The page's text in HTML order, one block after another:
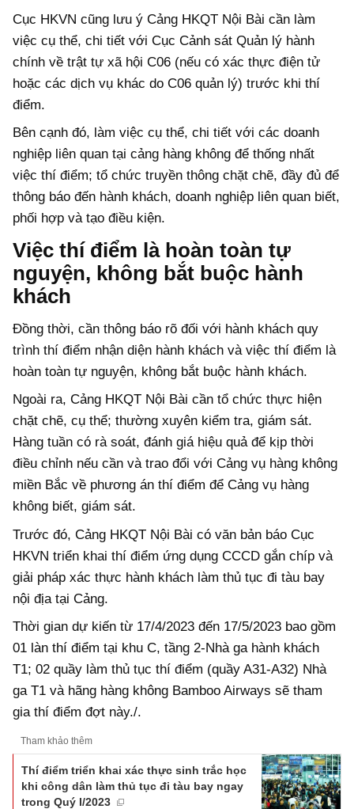
Cục HKVN cũng lưu ý Cảng HKQT Nội Bài cần làm
việc cụ thể, chi tiết với Cục Cảnh sát Quản lý hành
chính về trật tự xã hội C06 (nếu có xác thực điện tử
hoặc các dịch vụ khác do C06 quản lý) trước khi thí
điểm.
Bên cạnh đó, làm việc cụ thể, chi tiết với các doanh
nghiệp liên quan tại cảng hàng không để thống nhất
việc thí điểm; tổ chức truyền thông chặt chẽ, đầy đủ để
thông báo đến hành khách, doanh nghiệp liên quan biết,
phối hợp và tạo điều kiện.
Việc thí điểm là hoàn toàn tự
nguyện, không bắt buộc hành
khách
Đồng thời, cần thông báo rõ đối với hành khách quy
trình thí điểm nhận diện hành khách và việc thí điểm là
hoàn toàn tự nguyện, không bắt buộc hành khách.
Ngoài ra, Cảng HKQT Nội Bài cần tổ chức thực hiện
chặt chẽ, cụ thể; thường xuyên kiểm tra, giám sát.
Hàng tuần có rà soát, đánh giá hiệu quả để kịp thời
điều chỉnh nếu cần và trao đổi với Cảng vụ hàng không
miền Bắc về phương án thí điểm để Cảng vụ hàng
không biết, giám sát.
Trước đó, Cảng HKQT Nội Bài có văn bản báo Cục
HKVN triển khai thí điểm ứng dụng CCCD gắn chíp và
giải pháp xác thực hành khách làm thủ tục đi tàu bay
nội địa tại Cảng.
Thời gian dự kiến từ 17/4/2023 đến 17/5/2023 bao gồm
01 làn thí điểm tại khu C, tầng 2-Nhà ga hành khách
T1; 02 quầy làm thủ tục thí điểm (quầy A31-A32) Nhà
ga T1 và hãng hàng không Bamboo Airways sẽ tham
gia thí điểm đợt này./.
Tham khảo thêm
Thí điểm triển khai xác thực sinh trắc học
khi công dân làm thủ tục đi tàu bay ngay
trong Quý I/2023